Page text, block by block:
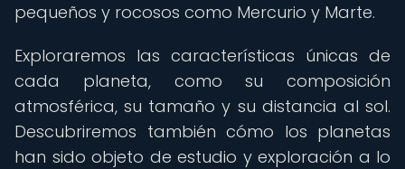
pequeños y rocosos como Mercurio y Marte.
Exploraremos las características únicas de
cada planeta, como su composición
atmosférica, su tamaño y su distancia al sol.
Descubriremos también cómo los planetas
han sido objeto de estudio y exploración a lo